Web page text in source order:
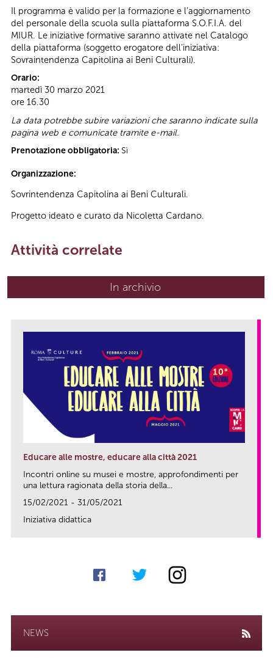
Il programma è valido per la formazione e l’aggiornamento
del personale della scuola sulla piattaforma S.O.F.I.A. del
MIUR. Le iniziative formative saranno attivate nel Catalogo
della piattaforma (soggetto erogatore dell’iniziativa:
Sovraintendenza Capitolina ai Beni Culturali).
Orario:
martedì 30 marzo 2021
ore 16.30
La data potrebbe subire variazioni che saranno indicate sulla
pagina web e comunicate tramite e-mail.
Prenotazione obbligatoria: Sì
Organizzazione:
Sovrintendenza Capitolina ai Beni Culturali.
Progetto ideato e curato da Nicoletta Cardano.
Attività correlate
In archivio
Educare alle mostre, educare alla città 2021
Incontri online su musei e mostre, approfondimenti per
una lettura ragionata della storia della...
15/02/2021 - 31/05/2021
Iniziativa didattica
NEWS